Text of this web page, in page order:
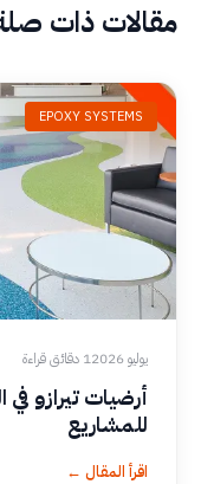
مقالات ذات
EPOXY SYSTEMS
يوليو 2026 1 دقائق قراءة
أرضيات تيرازو
للمشاريع
اقرأ المقال ←